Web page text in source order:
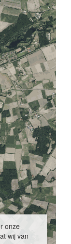
onze
wij van